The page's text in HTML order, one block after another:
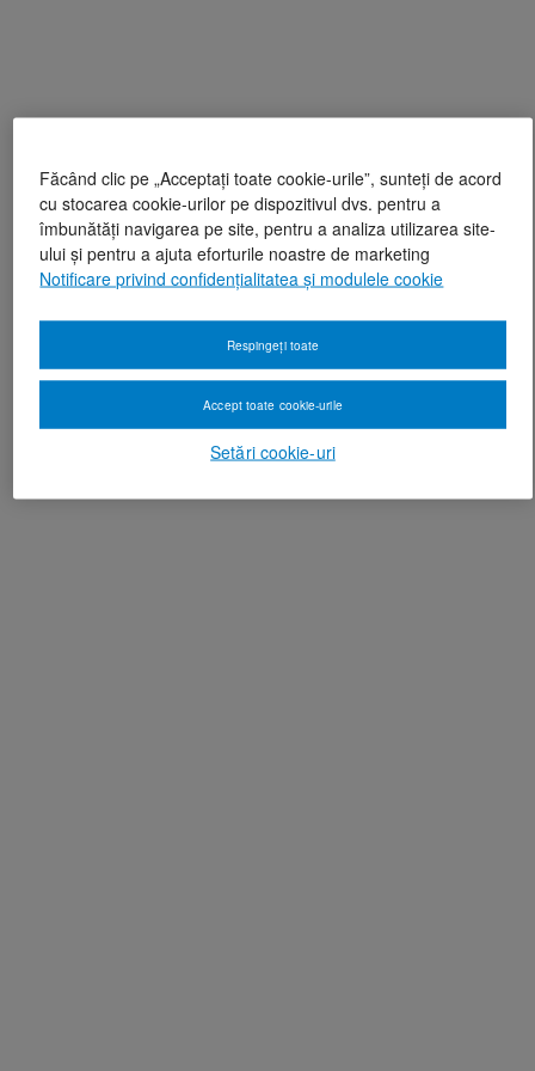
Făcând clic pe „Acceptați toate cookie-urile”, sunteți de acord
cu stocarea cookie-urilor pe dispozitivul dvs. pentru a
îmbunătăți navigarea pe site, pentru a analiza utilizarea site-
ului și pentru a ajuta eforturile noastre de marketing
Notificare privind confidențialitatea și modulele cookie
Setări cookie-uri
Respingeți toate
Accept toate cookie-urile